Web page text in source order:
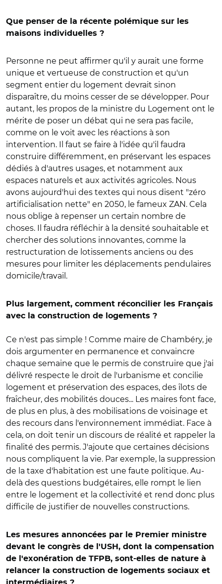
Que penser de la récente polémique sur les
maisons individuelles ?
Personne ne peut affirmer qu'il y aurait une forme
unique et vertueuse de construction et qu'un
segment entier du logement devrait sinon
disparaître, du moins cesser de se développer. Pour
autant, les propos de la ministre du Logement ont le
mérite de poser un débat qui ne sera pas facile,
comme on le voit avec les réactions à son
intervention. Il faut se faire à l'idée qu'il faudra
construire différemment, en préservant les espaces
dédiés à d'autres usages, et notamment aux
espaces naturels et aux activités agricoles. Nous
avons aujourd'hui des textes qui nous disent "zéro
artificialisation nette" en 2050, le fameux ZAN. Cela
nous oblige à repenser un certain nombre de
choses. Il faudra réfléchir à la densité souhaitable et
chercher des solutions innovantes, comme la
restructuration de lotissements anciens ou des
mesures pour limiter les déplacements pendulaires
domicile/travail.
Plus largement, comment réconcilier les Français
avec la construction de logements ?
Ce n'est pas simple ! Comme maire de Chambéry, je
dois argumenter en permanence et convaincre
chaque semaine que le permis de construire que j'ai
délivré respecte le droit de l'urbanisme et concilie
logement et préservation des espaces, des îlots de
fraîcheur, des mobilités douces... Les maires font face,
de plus en plus, à des mobilisations de voisinage et
des recours dans l'environnement immédiat. Face à
cela, on doit tenir un discours de réalité et rappeler la
finalité des permis. J'ajoute que certaines décisions
nous compliquent la vie. Par exemple, la suppression
de la taxe d'habitation est une faute politique. Au-
delà des questions budgétaires, elle rompt le lien
entre le logement et la collectivité et rend donc plus
difficile de justifier de nouvelles constructions.
Les mesures annoncées par le Premier ministre
devant le congrès de l'USH, dont la compensation
de l'exonération de TFPB, sont-elles de nature à
relancer la construction de logements sociaux et
intermédiaires ?